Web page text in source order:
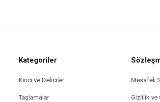
Gönder
Kategoriler
Kırıcı ve Deliciler
Taşlamalar
Mesafeli
Gizlilik ve